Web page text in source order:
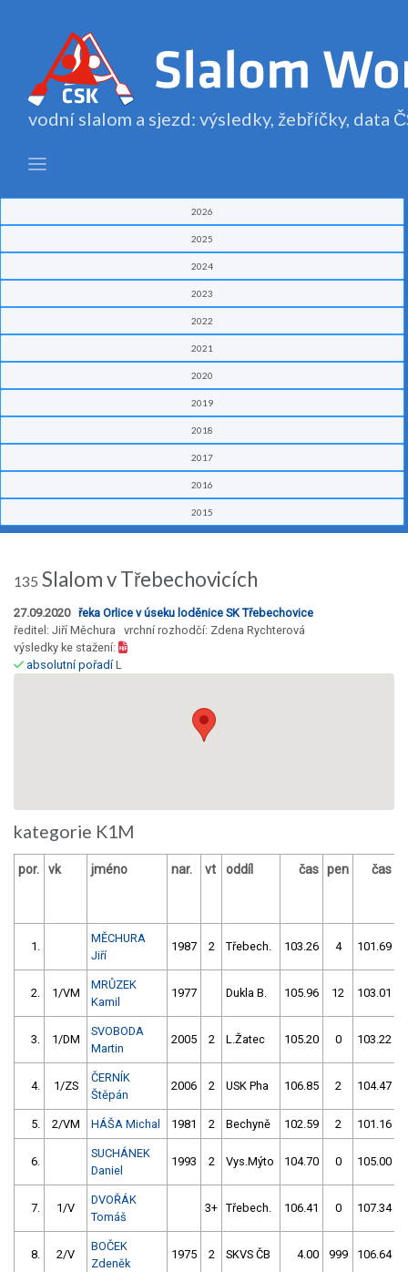
vodní slalom a sjezd: výsledky, žebříčky, data
2026
2025
2024
2023
2022
2021
2020
2019
2018
2017
2016
2015
135 Slalom v Třebechovicích
27.09.2020 řeka Orlice v úseku loděnice SK Třebechovice
ředitel: Jiří Měchura vrchní rozhodčí: Zdena Rychterová
výsledky ke stažení:
absolutní pořadíL
kategorie K1M
por. vk jméno nar. vt oddíl čas pen čas
1.
MĚCHURA
Jiří
1987 2 Třebech. 103.26 4 101.69
2. 1/VM
MRŮZEK
Kamil
1977 Dukla B. 105.96 12 103.01
3. 1/DM
SVOBODA
Martin
2005 2 L.Žatec 105.20 0 103.22
4. 1/ZS
ČERNÍK
Štěpán
2006 2 USK Pha 106.85 2 104.47
5. 2/VM HÁŠA Michal 1981 2 Bechyně 102.59 2 101.16
6.
SUCHÁNEK
Daniel
1993 2 Vys.Mýto 104.70 0 105.00
7. 1/V
DVOŘÁK
Tomáš
3+ Třebech. 106.41 0 107.34
8. 2/V
BOČEK
Zdeněk
1975 2 SKVS ČB 4.00 999 106.64